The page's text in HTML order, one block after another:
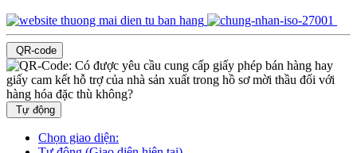
QR-code
Tự động
Chọn giao diện: